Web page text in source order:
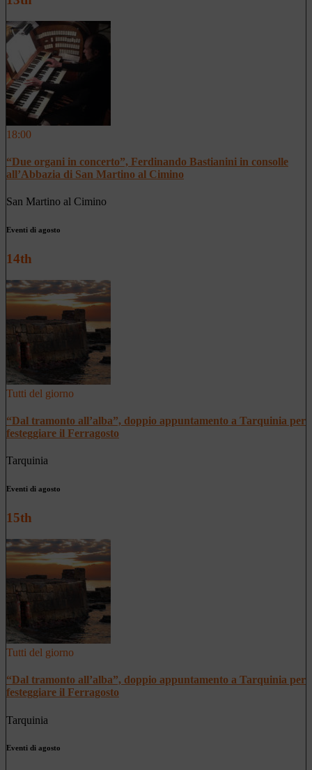
18:00
“Due organi in concerto”, Ferdinando Bastianini in consolle
all’Abbazia di San Martino al Cimino
San Martino al Cimino
Eventi di agosto
14th
Tutti del giorno
“Dal tramonto all’alba”, doppio appuntamento a Tarquinia per
festeggiare il Ferragosto
Tarquinia
Eventi di agosto
15th
Tutti del giorno
“Dal tramonto all’alba”, doppio appuntamento a Tarquinia per
festeggiare il Ferragosto
Tarquinia
Eventi di agosto